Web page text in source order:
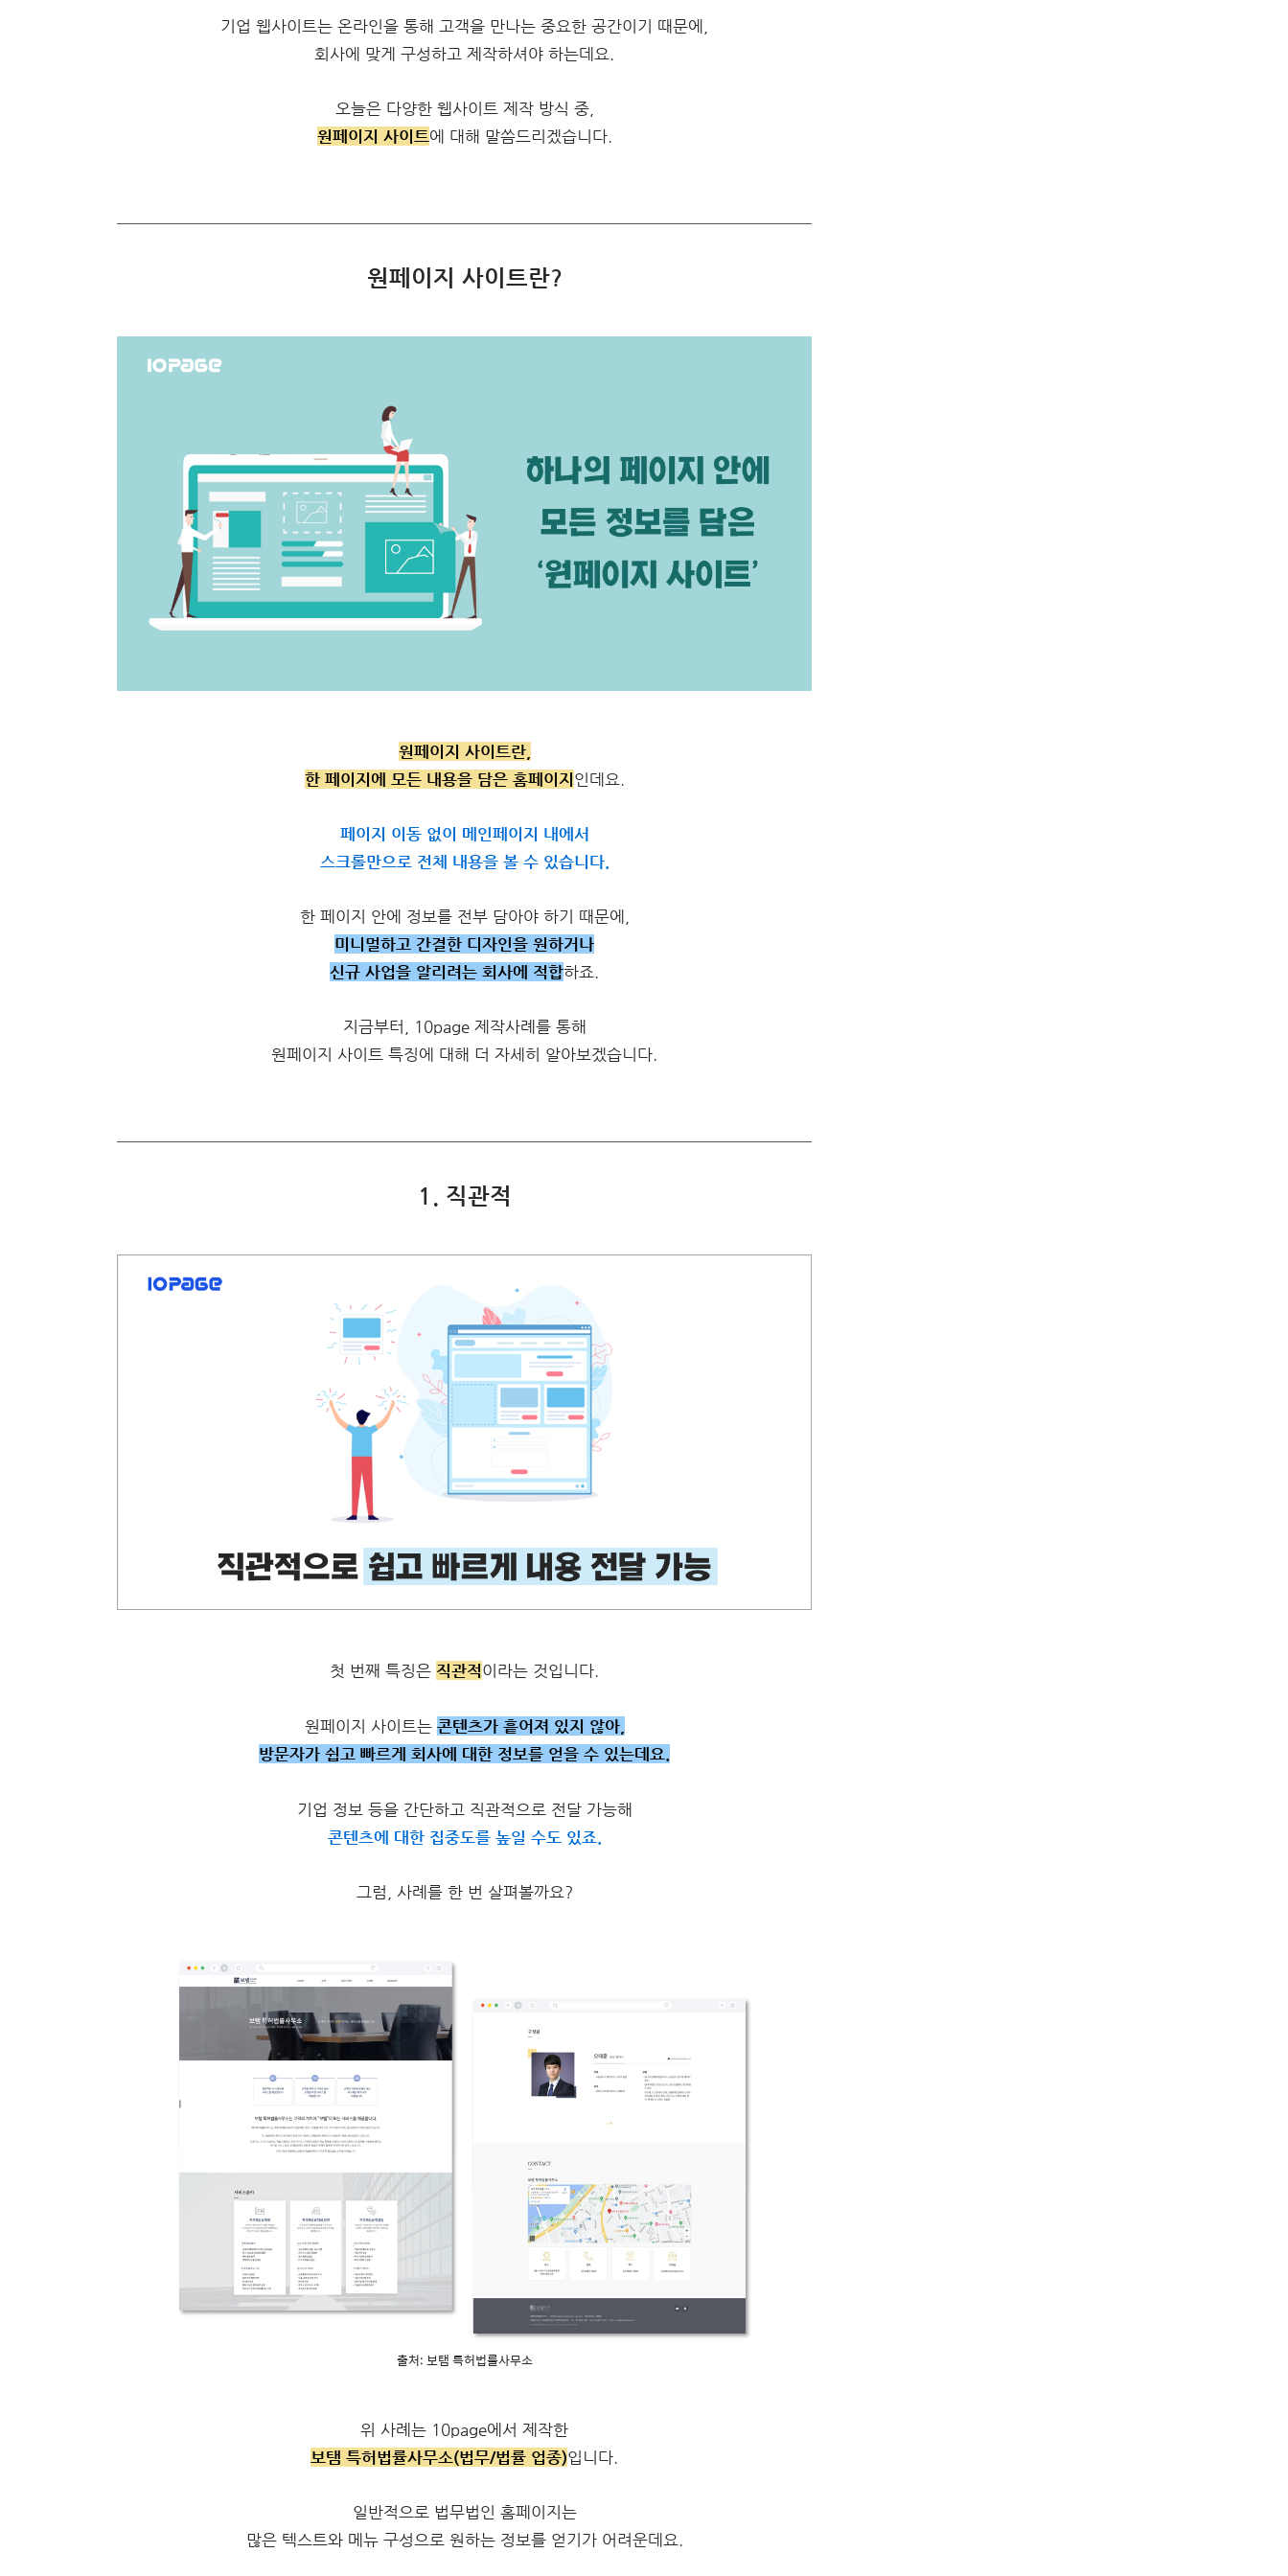
기업 웹사이트는 온라인을 통해 고객을 만나는 중요한 공간이기 때문에,
회사에 맞게 구성하고 제작하셔야 하는데요.
오늘은 다양한 웹사이트 제작 방식 중,
원페이지 사이트에 대해 말씀드리겠습니다.
원페이지 사이트란?
원페이지 사이트란,
한 페이지에 모든 내용을 담은 홈페이지 인데요.
페이지 이동 없이 메인페이지 내에서
스크롤만으로 전체 내용을 볼 수 있습니다.
한 페이지 안에 정보를 전부 담아야 하기 때문에,
미니멀하고 간결한 디자인을 원하거나
신규 사업을 알리려는 회사에 적합하죠.
지금부터, 10page 제작사례를 통해
원페이지 사이트 특징에 대해 더 자세히 알아보겠습니다.
1. 직관적
첫 번째 특징은 직관적이라는 것입니다.
원페이지 사이트는 콘텐츠가 흩어져 있지 않아,
방문자가 쉽고 빠르게 회사에 대한 정보를 얻을 수 있는데요.
기업 정보 등을 간단하고 직관적으로 전달 가능해
콘텐츠에 대한 집중도를 높일 수도 있죠.
그럼, 사례를 한 번 살펴볼까요?
출처: 보탬 특허법률사무소
위 사례는 10page에서 제작한
보탬 특허법률사무소(법무/법률 업종)입니다.
일반적으로 법무법인 홈페이지는
많은 텍스트와 메뉴 구성으로 원하는 정보를 얻기가 어려운데요.